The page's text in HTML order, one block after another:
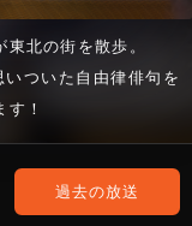
北の街を散歩。
ついた自由律俳句を
！
過去の放送